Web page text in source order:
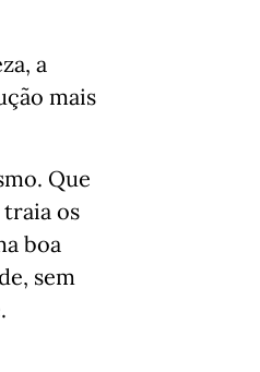
a
mais
Que
os
boa
sem